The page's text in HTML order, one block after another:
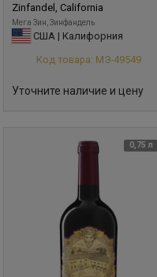
Zinfandel, California
Мега Зин, Зинфандель
США | Калифорния
Код товара: МЭ-49549
Уточните наличие и цену
0,75 л